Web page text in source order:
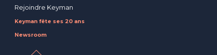
Rejoindre Keyman
Keyman fête ses 20 ans
Newsroom